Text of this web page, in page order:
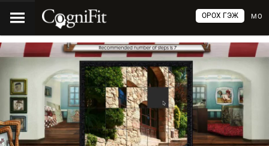
МО
ОРОХ ГЭЖ